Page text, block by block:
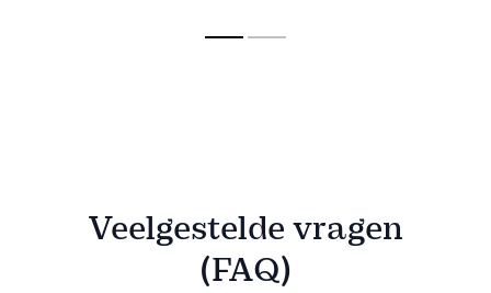
Veelgestelde vragen
(FAQ)